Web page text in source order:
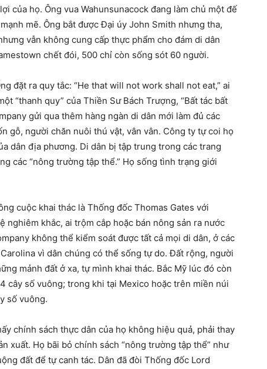
của họ. Ông vua Wahunsunacock đang làm chủ một đế
mẽ. Ông bắt được Đại úy John Smith nhưng tha,
vẫn không cung cấp thực phẩm cho đám di dân
chết đói, 500 chỉ còn sống sót 60 người.
đặt ra quy tắc: “He that will not work shall not eat,” ai
“thanh quy” của Thiền Sư Bách Trượng, “Bất tác bất
gửi qua thêm hàng ngàn di dân mới làm đủ các
gỗ, người chăn nuôi thú vật, vân vân. Công ty tự coi họ
dân địa phương. Di dân bị tập trung trong các trang
các “nông trường tập thể.” Họ sống tình trạng giới
cuộc khai thác là Thống đốc Thomas Gates với
nghiêm khắc, ai trộm cắp hoặc bán nông sản ra nước
không thể kiểm soát được tất cả mọi di dân, ở các
vì dân chúng có thể sống tự do. Đất rộng, người
mảnh đất ở xa, tự mình khai thác. Bắc Mỹ lúc đó còn
cây số vuông; trong khi tại Mexico hoặc trên miền núi
số vuông.
chính sách thực dân của họ không hiệu quả, phải thay
xuất. Họ bãi bỏ chính sách “nông trường tập thể” như
đất để tự canh tác. Dân đã đòi Thống đốc Lord